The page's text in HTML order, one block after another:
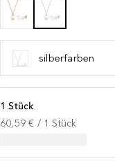
silberfarben
1 Stück
60,59 € / 1 Stück